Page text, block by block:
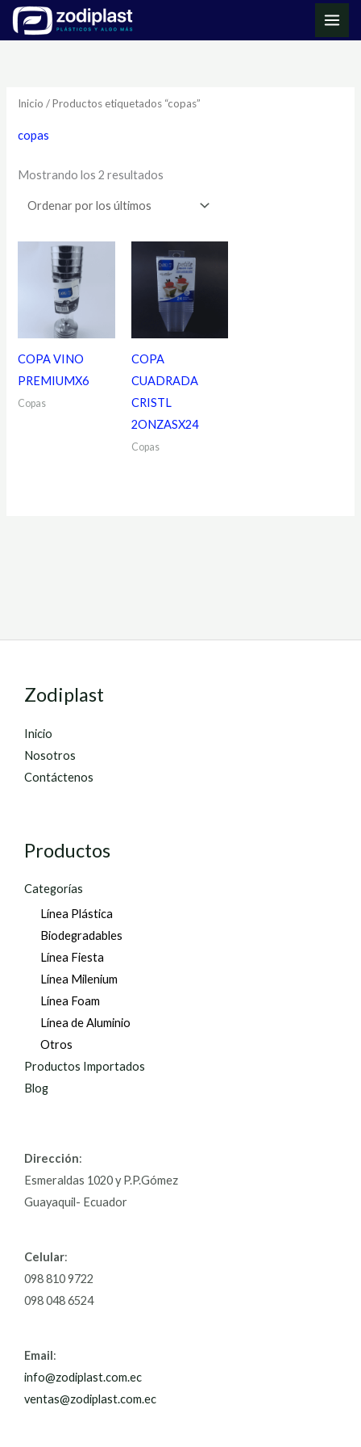
Inicio / Productos etiquetados “copas”
copas
Mostrando los 2 resultados
Ordenado
COPA VINO
PREMIUMX6
Copas
COPA
CUADRADA
CRISTL
2ONZASX24
Copas
Zodiplast
Inicio
Nosotros
Contáctenos
Productos
Categorías
Línea Plástica
Biodegradables
Línea Fiesta
Línea Milenium
Línea Foam
Línea de Aluminio
Otros
Productos Importados
Blog
Dirección:
Esmeraldas 1020 y P.P.Gómez
Guayaquil- Ecuador
Celular:
098 810 9722
098 048 6524
Email:
info@zodiplast.com.ec
ventas@zodiplast.com.ec